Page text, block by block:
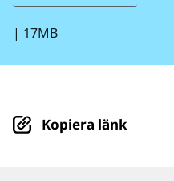
| 17MB
Kopiera länk